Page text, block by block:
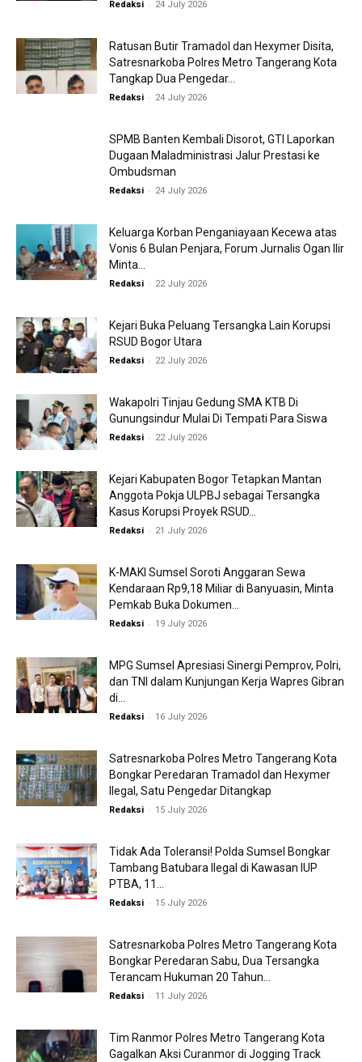
Redaksi - 24 July 2026
Ratusan Butir Tramadol dan Hexymer Disita,
Satresnarkoba Polres Metro Tangerang Kota
Tangkap Dua Pengedar...
Redaksi - 24 July 2026
SPMB Banten Kembali Disorot, GTI Laporkan
Dugaan Maladministrasi Jalur Prestasi ke
Ombudsman
Redaksi - 24 July 2026
Keluarga Korban Penganiayaan Kecewa atas
Vonis 6 Bulan Penjara, Forum Jurnalis Ogan Ilir
Minta...
Redaksi - 22 July 2026
Kejari Buka Peluang Tersangka Lain Korupsi
RSUD Bogor Utara
Redaksi - 22 July 2026
Wakapolri Tinjau Gedung SMA KTB Di
Gunungsindur Mulai Di Tempati Para Siswa
Redaksi - 22 July 2026
Kejari Kabupaten Bogor Tetapkan Mantan
Anggota Pokja ULPBJ sebagai Tersangka
Kasus Korupsi Proyek RSUD...
Redaksi - 21 July 2026
K-MAKI Sumsel Soroti Anggaran Sewa
Kendaraan Rp9,18 Miliar di Banyuasin, Minta
Pemkab Buka Dokumen...
Redaksi - 19 July 2026
MPG Sumsel Apresiasi Sinergi Pemprov, Polri,
dan TNI dalam Kunjungan Kerja Wapres Gibran
di...
Redaksi - 16 July 2026
Satresnarkoba Polres Metro Tangerang Kota
Bongkar Peredaran Tramadol dan Hexymer
Ilegal, Satu Pengedar Ditangkap
Redaksi - 15 July 2026
Tidak Ada Toleransi! Polda Sumsel Bongkar
Tambang Batubara Ilegal di Kawasan IUP
PTBA, 11...
Redaksi - 15 July 2026
Satresnarkoba Polres Metro Tangerang Kota
Bongkar Peredaran Sabu, Dua Tersangka
Terancam Hukuman 20 Tahun...
Redaksi - 11 July 2026
Tim Ranmor Polres Metro Tangerang Kota
Gagalkan Aksi Curanmor di Jogging Track